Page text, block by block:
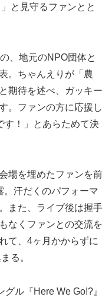
と見守るファンとと
、地元のNPO団体と
。ちゃんえりが「農
期待を述べ、ガッキー
。ファンの方に応援し
す！」とあらためて決
場を埋めたファンを前
。汗だくのパフォーマ
また、ライブ後は握手
なくファンとの交流を
て、4ヶ月かからずに
る。
ル『Here We Go!?』